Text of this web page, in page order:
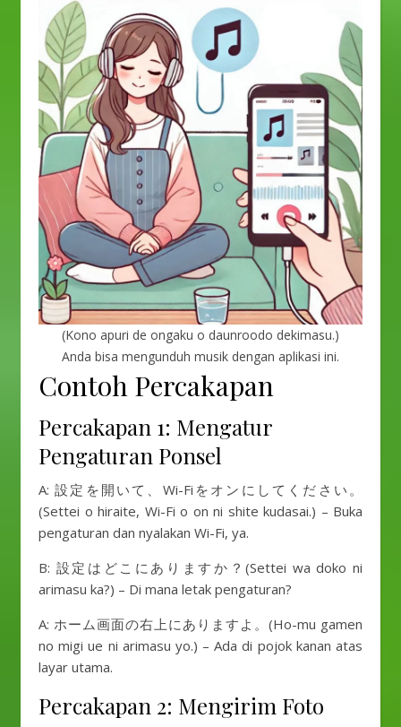
(Kono apuri de ongaku o daunroodo dekimasu.)
Anda bisa mengunduh musik dengan aplikasi ini.
Contoh Percakapan
Percakapan 1: Mengatur
Pengaturan Ponsel
A: 設定を開いて、Wi-Fiをオンにしてください。
(Settei o hiraite, Wi-Fi o on ni shite kudasai.) – Buka
pengaturan dan nyalakan Wi-Fi, ya.
B: 設定はどこにありますか？(Settei wa doko ni
arimasu ka?) – Di mana letak pengaturan?
A: ホーム画面の右上にありますよ。(Ho-mu gamen
no migi ue ni arimasu yo.) – Ada di pojok kanan atas
layar utama.
Percakapan 2: Mengirim Foto